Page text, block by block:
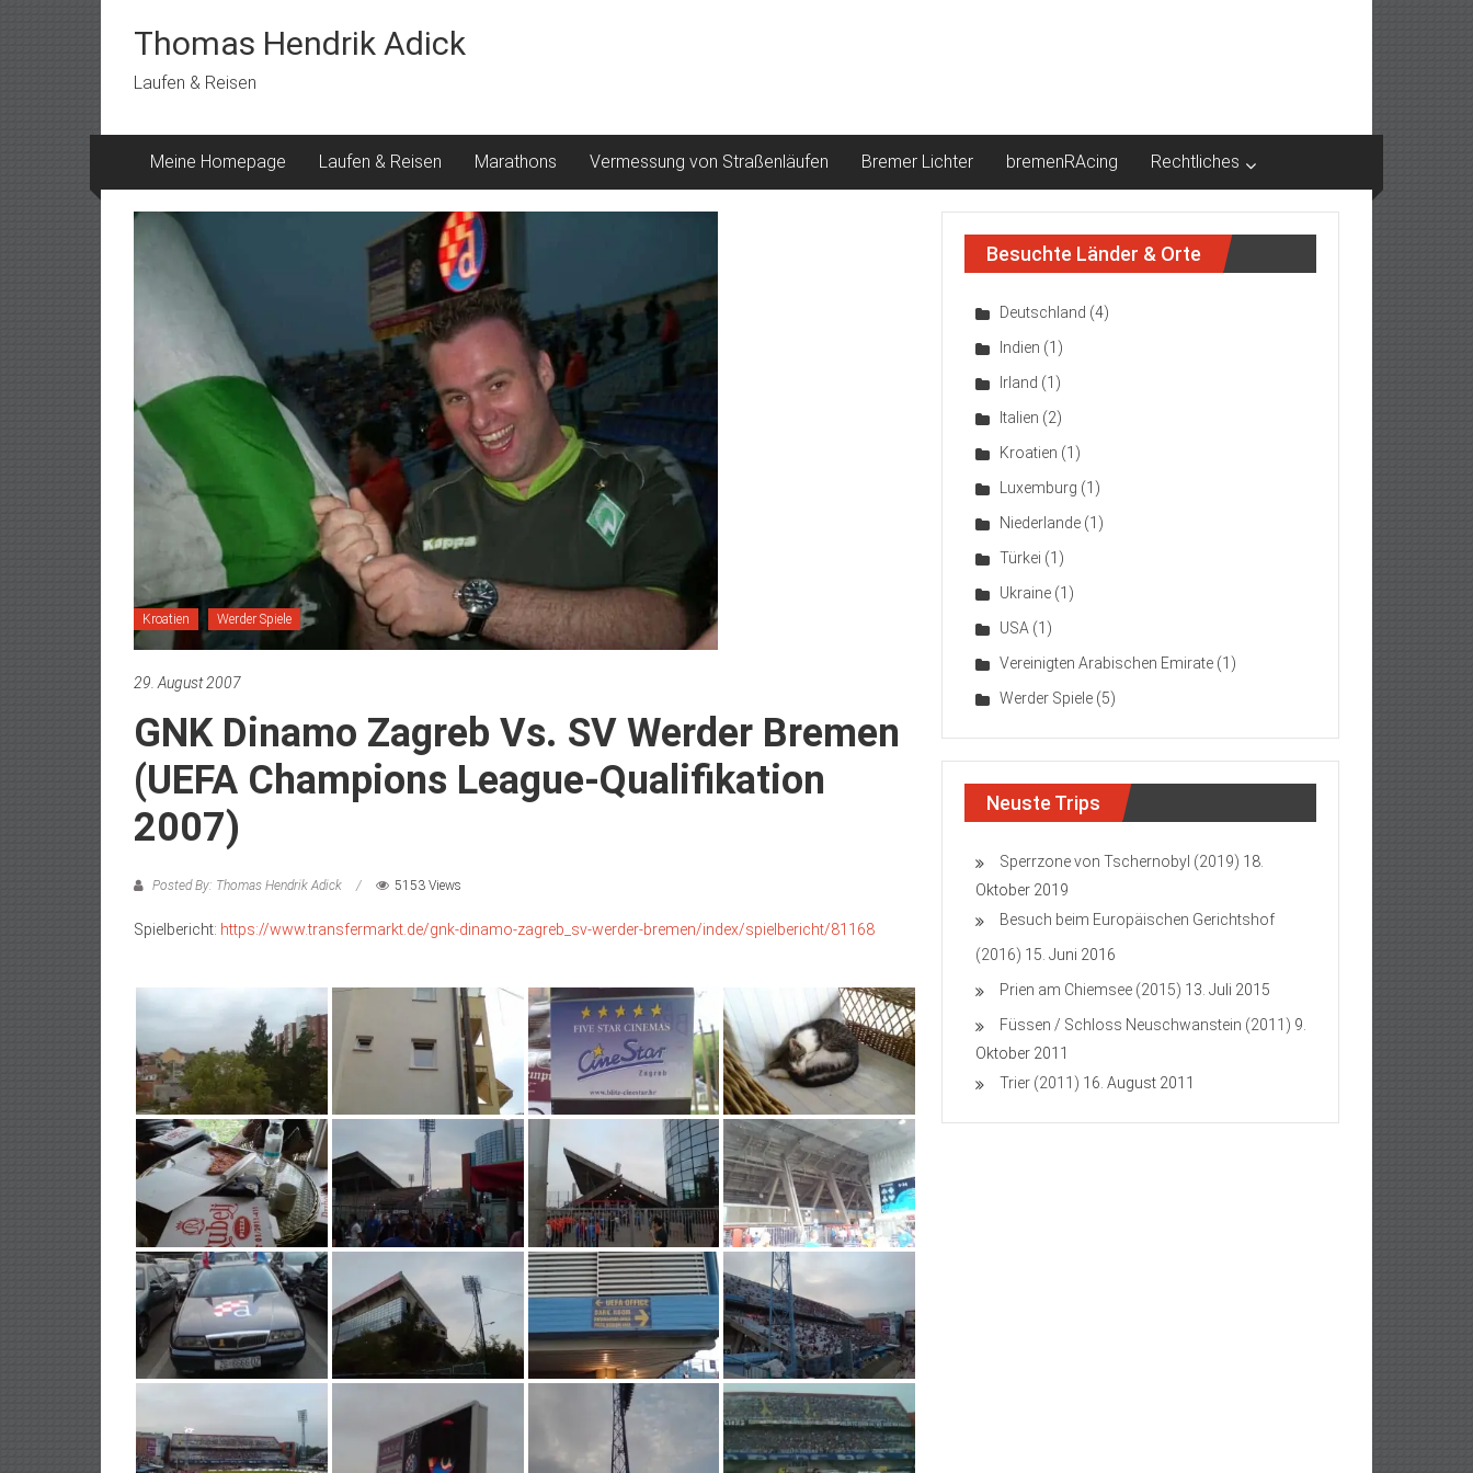
contentThomas Hendrik Adick
Laufen & Reisen
Meine Homepage Laufen & Reisen Marathons Vermessung von Straßenläufen Bremer Lichter bremenRAcing Rechtliches
Kroatien Werder Spiele
29. August 2007
GNK Dinamo Zagreb Vs. SV Werder Bremen
(UEFA Champions League-Qualifikation
2007)
Posted By: Thomas Hendrik Adick 5153 Views
Spielbericht: https://www.transfermarkt.de/gnk-dinamo-zagreb_sv-werder-bremen/index/spielbericht/81168
Besuchte Länder & Orte
Deutschland (4)
Indien (1)
Irland (1)
Italien (2)
Kroatien (1)
Luxemburg (1)
Niederlande (1)
Türkei (1)
Ukraine (1)
USA (1)
Vereinigten Arabischen Emirate (1)
Werder Spiele (5)
Neuste Trips
Sperrzone von Tschernobyl (2019) 18.
Oktober 2019
Besuch beim Europäischen Gerichtshof
(2016) 15. Juni 2016
Prien am Chiemsee (2015) 13. Juli 2015
Füssen / Schloss Neuschwanstein (2011) 9.
Oktober 2011
Trier (2011) 16. August 2011